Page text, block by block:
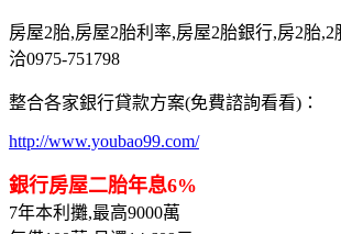
房屋2胎,房屋2胎利率,房屋2胎銀行,房2胎
洽0975-751798
整合各家銀行貸款方案(免費諮詢看看)：
http://www.youbao99.com/
銀行房屋二胎年息6%
7年本利攤,最高9000萬